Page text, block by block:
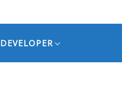
DEVELOPER